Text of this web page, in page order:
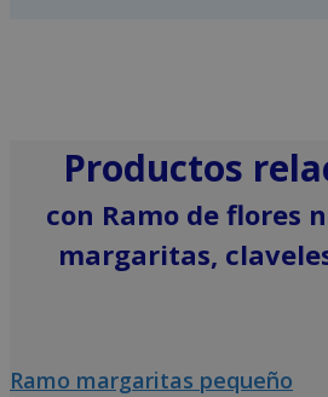
Productos
con Ramo de flores
margaritas,
Ramo margaritas pequeño